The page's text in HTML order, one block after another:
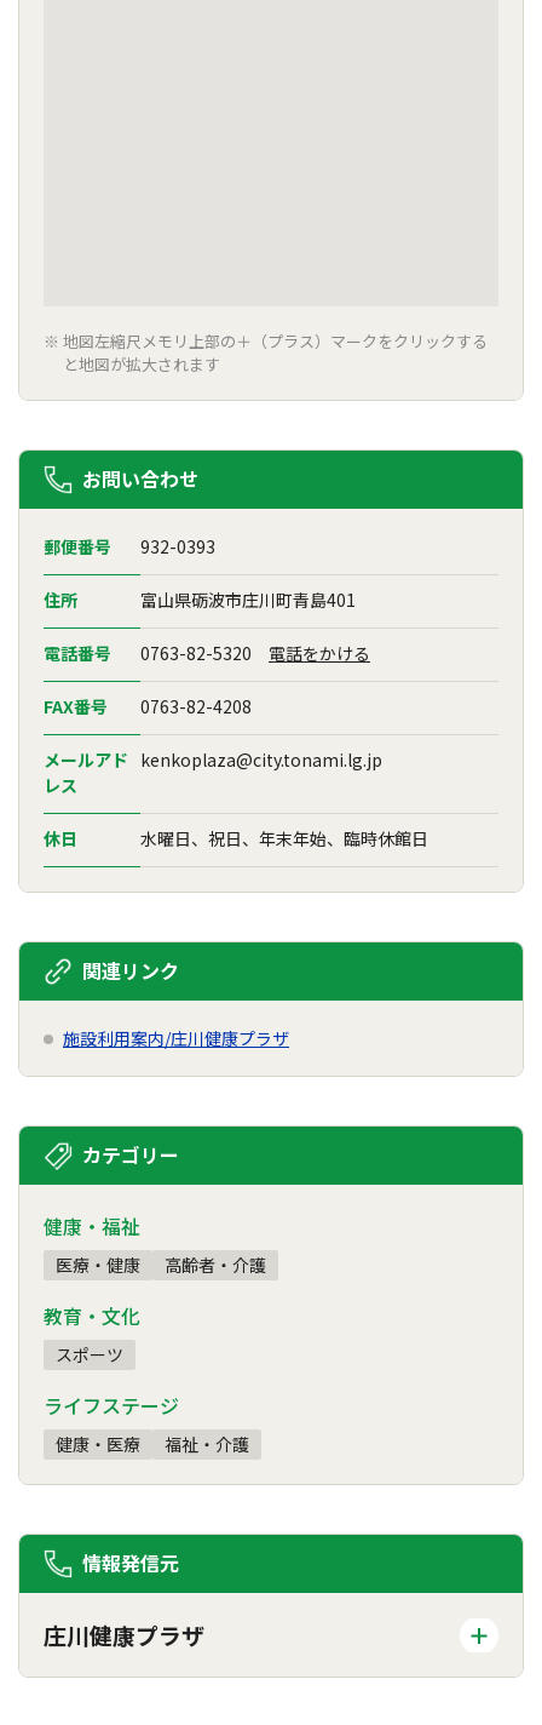
地図左縮尺メモリ上部の＋（プラス）マークをクリックする
と地図が拡大されます
お問い合わせ
郵便番号 932-0393
住所 富山県砺波市庄川町青島401
電話番号 0763-82-5320 電話をかける
FAX番号 0763-82-4208
メールアド
レス
kenkoplaza@city.tonami.lg.jp
休日 水曜日、祝日、年末年始、臨時休館日
関連リンク
施設利用案内/庄川健康プラザ
カテゴリー
健康・福祉
医療・健康 高齢者・介護
教育・文化
スポーツ
ライフステージ
健康・医療 福祉・介護
情報発信元
庄川健康プラザ